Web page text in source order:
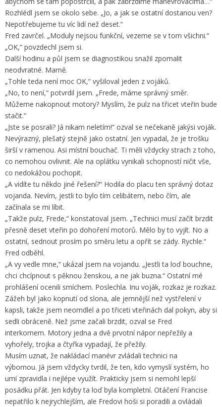
Rozhlédl jsem se okolo sebe. „Jo, a jak se ostatní dostanou ven?
Nepotřebujeme tu víc lidí než deset.“
Fred zavrčel. „Moduly nejsou funkční, vezeme se v tom všichni.“
„OK,“ povzdechl jsem si.
Další hodinu a půl jsem se diagnostikou snažil zpomalit
neodvratné. Marně.
„Tohle teda není moc OK,“ vyšiloval jeden z vojáků.
„No, to není,“ potvrdil jsem. „Frede, máme správný směr.
Můžeme nakopnout motory? Myslím, že pulz na třicet vteřin bude
stačit.“
„Jste se posrali? Já nikam neletím!“ ozval se nečekaně jakýsi voják.
Nevýrazný, plešatý stejně jako ostatní. Jen vypadal, že je trošku
širší v ramenou. Asi místní bouchač. Ti měli vždycky strach z toho,
co nemohou ovlivnit. Ale na oplátku vynikali schopností ničit vše,
co nedokážou pochopit.
„A vidíte tu někdo jiné řešení?“ Hodila do placu ten správný dotaz
vojanda. Nevím, jestli to bylo tím celibátem, nebo čím, ale
začínala se mi líbit.
„Takže pulz, Frede,“ konstatoval jsem. „Technici musí začít brzdit
přesně deset vteřin po dohoření motorů. Mělo by to vyjít. No a
ostatní, sednout prosím po směru letu a opřít se zády. Rychle.“
Fred odběhl.
„A vy vedle mne,“ ukázal jsem na vojandu. „Jestli ta loď bouchne,
chci chcípnout s pěknou ženskou, a ne jak buzna.“ Ostatní mé
prohlášení ocenili smíchem. Poslechla. Inu voják, rozkaz je rozkaz.
Zážeh byl jako kopnutí od slona, ale jemnější než vystřelení v
kapsli, takže jsem neomdlel a po třiceti vteřinách dal pokyn, aby si
sedli obráceně. Než jsme začali brzdit, ozval se Fred
interkomem. Motory jedna a dvě prvotní nápor nepřežily a
vyhořely, trojka a čtyřka vypadají, že přežily.
Musím uznat, že nakládací manévr zvládali technici na
výbornou. Já jsem vždycky tvrdil, že ten, kdo vymyslí systém, ho
umí zpravidla i nejlépe využít. Prakticky jsem si nemohl lepší
posádku přát. Jen kdyby ta loď byla kompletní. Otáčení Francise
nepatřilo k nejrychlejším, ale Fredovi hoši si poradili a ovládali